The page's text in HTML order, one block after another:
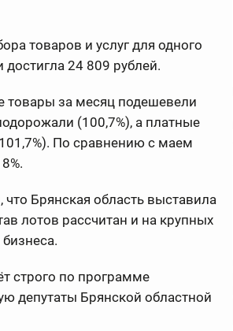
товаров и услуг для одного
24 809 рублей.
товары за месяц подешевели
(100,7%), а платные
По сравнению с маем
, что Брянская область выставила
лотов рассчитан и на крупных
строго по программе
депутаты Брянской областной